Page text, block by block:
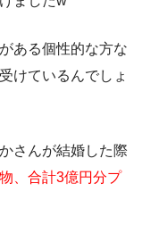
ある個性的な方な
けているんでしょ
さんが結婚した際
、合計3億円分プ